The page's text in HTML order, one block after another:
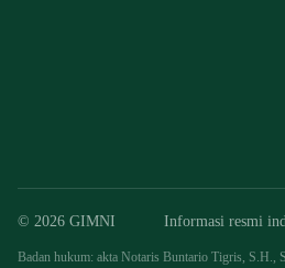
© 2026 GIMNI Informasi resmi
Badan hukum: akta Notaris Buntario Tigris,